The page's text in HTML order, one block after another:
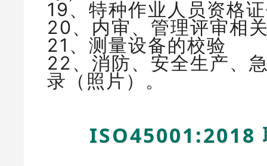
19、特种作业人员资格
20、内审、管理评审相
21、测量设备的校验
22、消防、安全生产、
录（照片）。
ISO45001:2018